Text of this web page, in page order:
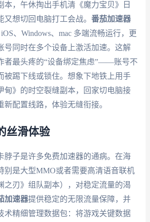
本，午休掏出手机清《魔力宝贝》日
又想切回电脑打工会战。 番茄加速器
、Windows、mac 多端流畅运行，更
号同时在多个设备上激活加速。这解
者最头疼的“设备绑定焦虑”——账号不
被踢下线或锁住。想象下地铁上用手
甸》的时空裂缝副本，回家切电脑接
新配置线路，体验无缝衔接。
丝滑体验
脖子是许多免费加速器的通病。在海
别是大型MMO或者需要高清语音联机
之刃》组队副本），对稳定流量的渴
加速器提供稳定的无限流量保障，并
术精细管理数据包：将游戏关键数据